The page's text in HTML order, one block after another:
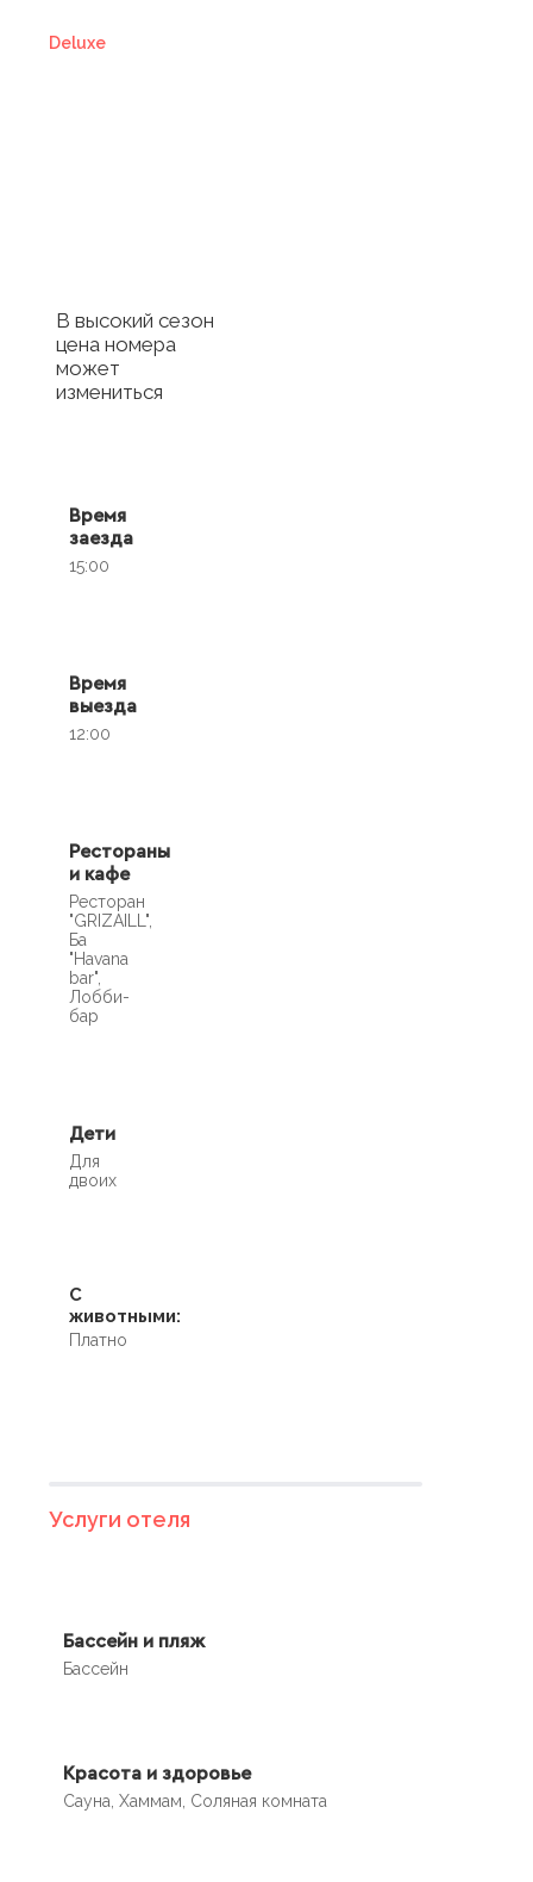
Deluxe
В высокий сезон
цена номера
может
измениться
Время
заезда
15:00
Время
выезда
12:00
Рестораны
и кафе
Ресторан
"GRIZAILL",
Ба
"Havana
bar",
Лобби-
бар
Дети
Для
двоих
С
животными:
Платно
Услуги отеля
Бассейн и пляж
Бассейн
Красота и здоровье
Сауна, Хаммам, Соляная комната